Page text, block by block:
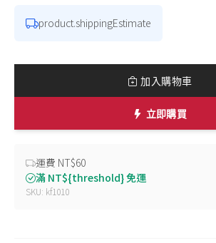
product.shippingEstimate
加入購物車
立即購買
運費 NT$60
滿 NT${threshold} 免運
SKU: kf1010